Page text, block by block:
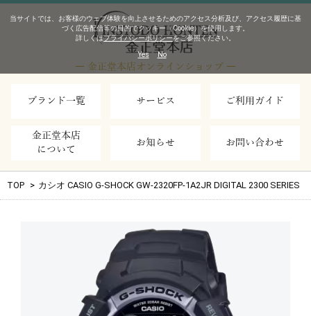
― 金正堂本店オンラインショップ ―
ブランド一覧 サービス ご利用ガイド
金正堂本店
について
お知らせ お問い合わせ
TOP > カシオ CASIO G-SHOCK GW-2320FP-1A2JR DIGITAL 2300 SERIES
当サイトでは、お客様のウェブ体験を向上させるためのアクセス分析及び、アクセス履歴に基
づく広告配信等の目的でクッキー（Cookie）を使用します。
詳しくはプライバシーポリシーをご参照ください。
Yes No